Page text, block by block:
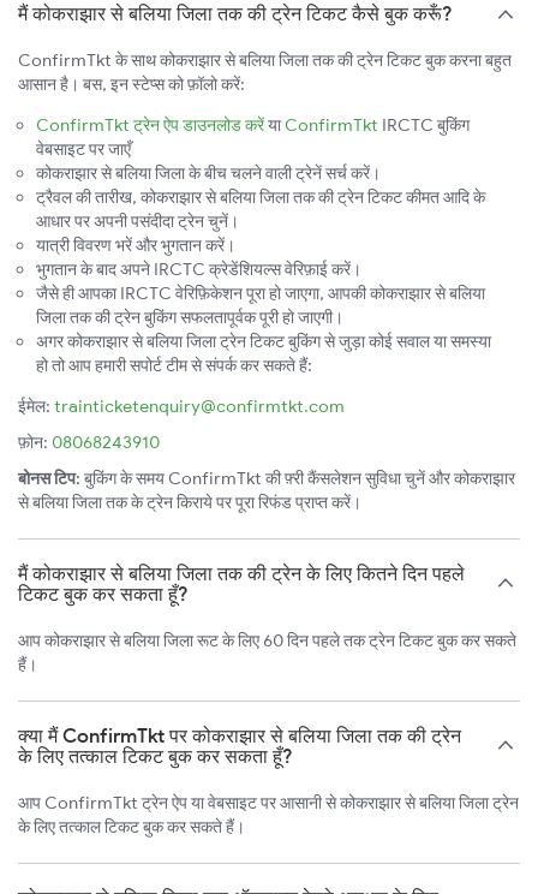
मैं कोकराझार से बलिया जिला तक की ट्रेन टिकट कैसे बुक करूँ?
ConfirmTkt के साथ कोकराझार से बलिया जिला तक की ट्रेन टिकट बुक करना बहुत
आसान है। बस, इन स्टेप्स को फ़ॉलो करें:
ConfirmTkt ट्रेन ऐप डाउनलोड करेंयाConfirmTkt IRCTC बुकिंग
वेबसाइट पर जाएँ
कोकराझार से बलिया जिला के बीच चलने वाली ट्रेनें सर्च करें।
ट्रैवल की तारीख, कोकराझार से बलिया जिला तक की ट्रेन टिकट कीमत आदि के
आधार पर अपनी पसंदीदा ट्रेन चुनें।
यात्री विवरण भरें और भुगतान करें।
भुगतान के बाद अपने IRCTC क्रेडेंशियल्स वेरिफ़ाई करें।
जैसे ही आपका IRCTC वेरिफ़िकेशन पूरा हो जाएगा, आपकी कोकराझार से बलिया
जिला तक की ट्रेन बुकिंग सफलतापूर्वक पूरी हो जाएगी।
अगर कोकराझार से बलिया जिला ट्रेन टिकट बुकिंग से जुड़ा कोई सवाल या समस्या
हो तो आप हमारी सपोर्ट टीम से संपर्क कर सकते हैं:
ईमेल: trainticketenquiry@confirmtkt.com
फ़ोन: 08068243910
बोनस टिप: बुकिंग के समय ConfirmTkt की फ़्री कैंसलेशन सुविधा चुनें और कोकराझार
से बलिया जिला तक के ट्रेन किराये पर पूरा रिफंड प्राप्त करें।
मैं कोकराझार से बलिया जिला तक की ट्रेन के लिए कितने दिन पहले
टिकट बुक कर सकता हूँ?
आप कोकराझार से बलिया जिला रूट के लिए 60 दिन पहले तक ट्रेन टिकट बुक कर सकते
हैं।
क्या मैं ConfirmTkt पर कोकराझार से बलिया जिला तक की ट्रेन
के लिए तत्काल टिकट बुक कर सकता हूँ?
आप ConfirmTkt ट्रेन ऐप या वेबसाइट पर आसानी से कोकराझार से बलिया जिला ट्रेन
के लिए तत्काल टिकट बुक कर सकते हैं।